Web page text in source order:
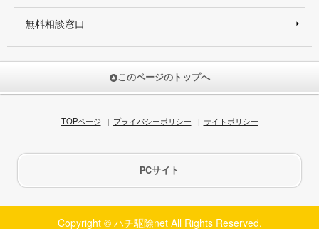
無料相談窓口
このページのトップへ
TOPページ プライバシーポリシー サイトポリシー
PCサイト
Copyright © ハチ駆除net All Rights Reserved.